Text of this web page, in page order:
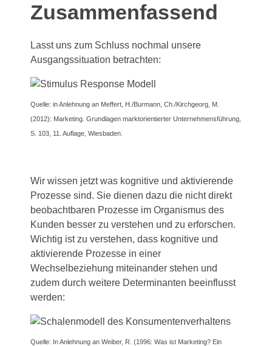
Zusammenfassend
Lasst uns zum Schluss nochmal unsere
Ausgangssituation betrachten:
Quelle: in Anlehnung an Meffert, H./Burmann, Ch./Kirchgeorg, M.
(2012): Marketing. Grundlagen marktorientierter Unternehmensführung,
S. 103, 11. Auflage, Wiesbaden.
Wir wissen jetzt was kognitive und aktivierende
Prozesse sind. Sie dienen dazu die nicht direkt
beobachtbaren Prozesse im Organismus des
Kunden besser zu verstehen und zu erforschen.
Wichtig ist zu verstehen, dass kognitive und
aktivierende Prozesse in einer
Wechselbeziehung miteinander stehen und
zudem durch weitere Determinanten beeinflusst
werden:
Quelle: In Anlehnung an Weiber, R. (1996: Was ist Marketing? Ein